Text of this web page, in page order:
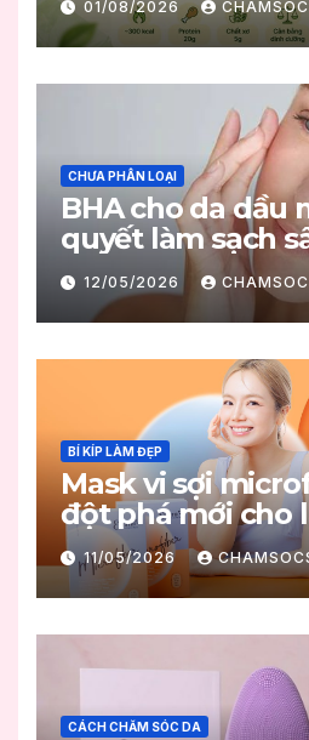
01/08/2026
CHƯA PHÂN LOẠI
BHA cho da dầu
quyết làm sạch
mụn hiệu quả
12/05/2026
BÍ KÍP LÀM ĐẸP
Mask vi sợi
đột phá mới cho
mọng
11/05/2026
CÁCH CHĂM SÓC DA